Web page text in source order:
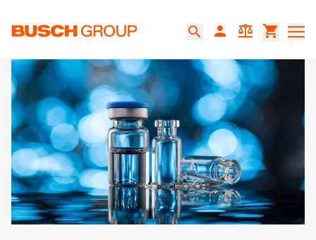
search person balance shopping_cart